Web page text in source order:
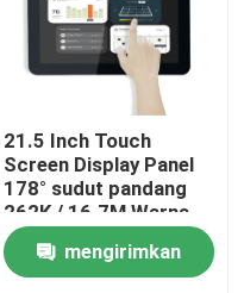
21.5 Inch Touch
Screen Display Panel
178° sudut pandang
262K / 16.7M Warna
mengirimkan